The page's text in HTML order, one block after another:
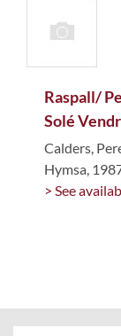
Raspall/
Solé
Calders,
Hymsa,
> See